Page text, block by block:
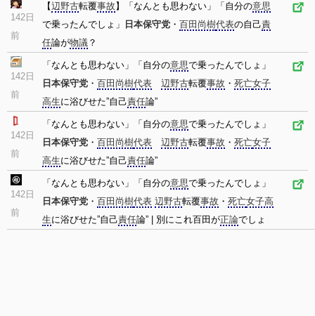
142日
前
【辺野古転覆事故 】「なんとも思わない」「自分の意思
で乗ったんでしょ」
日本保守党 ・ 百田尚樹代表の自己責
任論が物議 ？
142日
前
「なんとも思わない」「自分の意思で乗ったんでしょ」
日本保守党 ・ 百田尚樹代表 辺野古転覆事故 ・ 死亡女子
高生に浴びせた”自己責任論”
142日
前
「なんとも思わない」「自分の意思で乗ったんでしょ」
日本保守党 ・ 百田尚樹代表 辺野古転覆事故 ・ 死亡女子
高生に浴びせた”自己責任論”
142日
前
「なんとも思わない」「自分の意思で乗ったんでしょ」
日本保守党 ・ 百田尚樹代表 辺野古転覆事故 ・ 死亡女子高
生に浴びせた”自己責任論” | 別にこれ百田が正論でしょ